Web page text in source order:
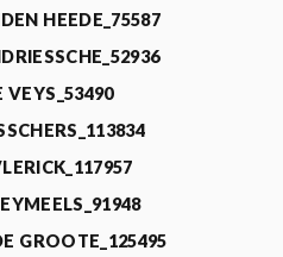
HEEDE_75587
VEYS_53490
GROOTE_125495